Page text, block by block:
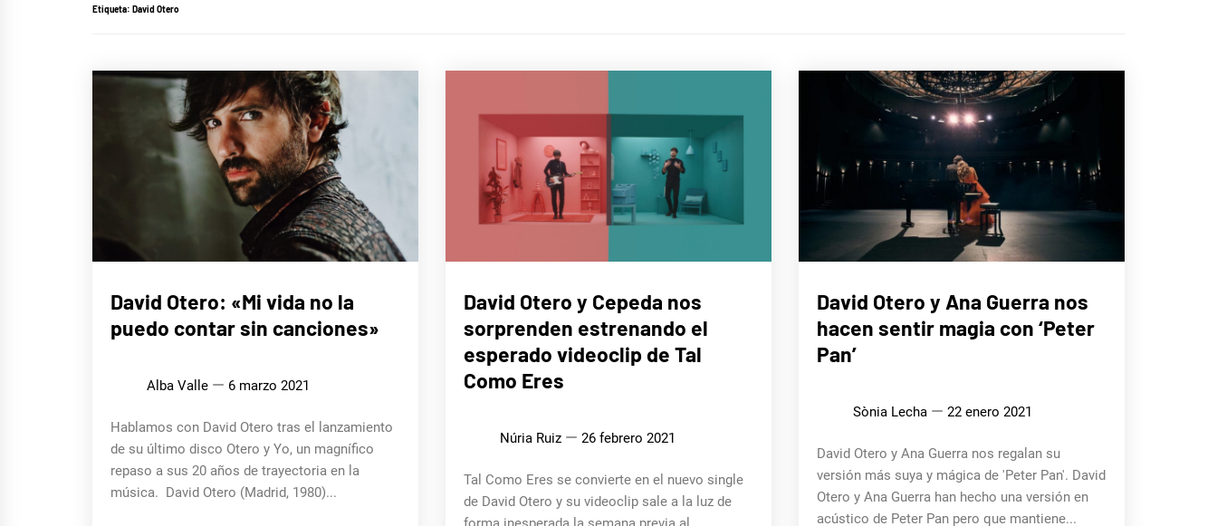
Etiqueta: David Otero
MÚSICA
David Otero: «Mi vida no la
puedo contar sin canciones»
Alba Valle 6 marzo 2021
Hablamos con David Otero tras el lanzamiento
de su último disco Otero y Yo, un magnífico
repaso a sus 20 años de trayectoria en la
música. David Otero (Madrid, 1980)...
David Otero y Cepeda nos
sorprenden estrenando el
esperado videoclip de Tal
Como Eres
Núria Ruiz 26 febrero 2021
Tal Como Eres se convierte en el nuevo single
de David Otero y su videoclip sale a la luz de
David Otero y Ana Guerra nos
hacen sentir magia con ‘Peter
Pan’
Sònia Lecha 22 enero 2021
David Otero y Ana Guerra nos regalan su
versión más suya y mágica de 'Peter Pan'. David
Otero y Ana Guerra han hecho una versión en
acústico de Peter Pan pero que mantiene...